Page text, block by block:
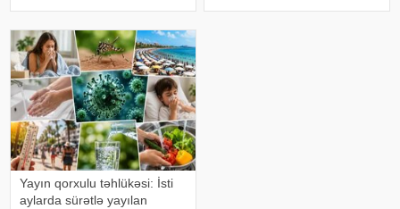
bərəkətinə, tacir üçün çox quru,
xalq üçün yaxşı bir idarəy
Yayın qorxulu təhlükəsi: İsti
aylarda sürətlə yayılan